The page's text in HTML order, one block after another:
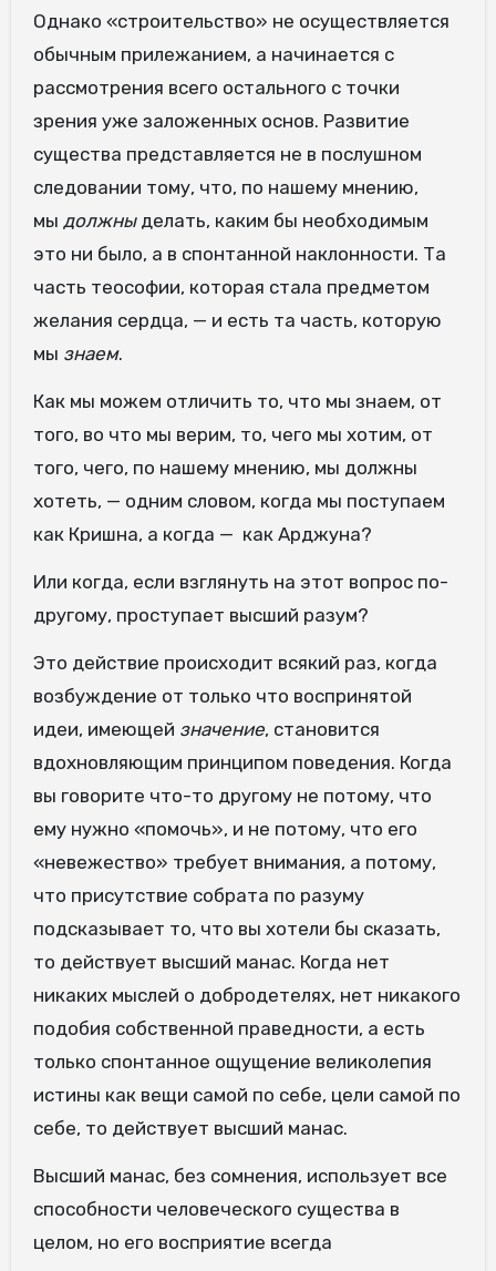
Однако «строительство» не осуществляется
обычным прилежанием, а начинается с
рассмотрения всего остального с точки
зрения уже заложенных основ. Развитие
существа представляется не в послушном
следовании тому, что, по нашему мнению,
мы должныделать, каким бы необходимым
это ни было, а в спонтанной наклонности. Та
часть теософии, которая стала предметом
желания сердца, — и есть та часть, которую
мы знаем.
Как мы можем отличить то, что мы знаем, от
того, во что мы верим, то, чего мы хотим, от
того, чего, по нашему мнению, мы должны
хотеть, — одним словом, когда мы поступаем
как Кришна, а когда — как Арджуна?
Или когда, если взглянуть на этот вопрос по-
другому, проступает высший разум?
Это действие происходит всякий раз, когда
возбуждение от только что воспринятой
идеи, имеющей значение, становится
вдохновляющим принципом поведения. Когда
вы говорите что-то другому не потому, что
ему нужно «помочь», и не потому, что его
«невежество» требует внимания, а потому,
что присутствие собрата по разуму
подсказывает то, что вы хотели бы сказать,
то действует высший манас. Когда нет
никаких мыслей о добродетелях, нет никакого
подобия собственной праведности, а есть
только спонтанное ощущение великолепия
истины как вещи самой по себе, цели самой по
себе, то действует высший манас.
Высший манас, без сомнения, использует все
способности человеческого существа в
целом, но его восприятие всегда